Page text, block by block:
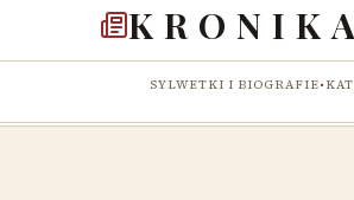
SYLWETKI I BIOGRAFIE•